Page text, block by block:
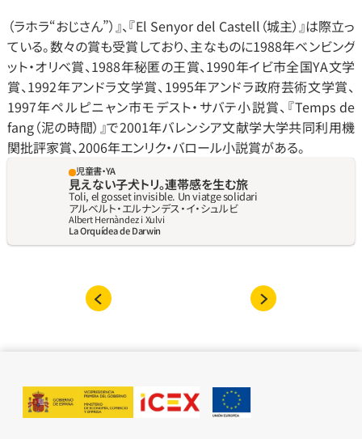
（ラホラ“おじさん”）』、『El Senyor del Castell（城主）』は際立っ
ている。数々の賞も受賞しており、主なものに1988年ベンビング
ット‧オリベ賞、1988年秘匿の王賞、1990年イビ市全国YA文学
賞、1992年アンドラ文学賞、1995年アンドラ政府芸術文学賞、
1997年ペルピニャン市モデスト‧サバテ小説賞、『Temps de
fang（泥の時間）』で2001年バレンシア文献学大学共同利用機
関批評家賞、2006年エンリク‧バロール小説賞がある。
児童書・YA
見えない子犬トリ。連帯感を生む旅
Toli, el gosset invisible. Un viatge solidari
アルベルト‧エルナンデス‧イ‧シュルビ
Albert Hernàndez i Xulvi
La Orquídea de Darwin